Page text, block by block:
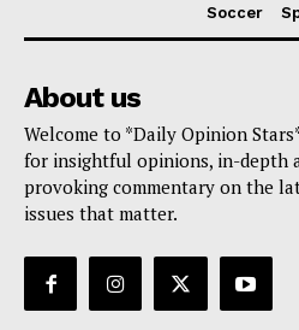
Soccer
About us
Welcome to *Daily Opinion
for insightful opinions, in-depth
provoking commentary on the
issues that matter.